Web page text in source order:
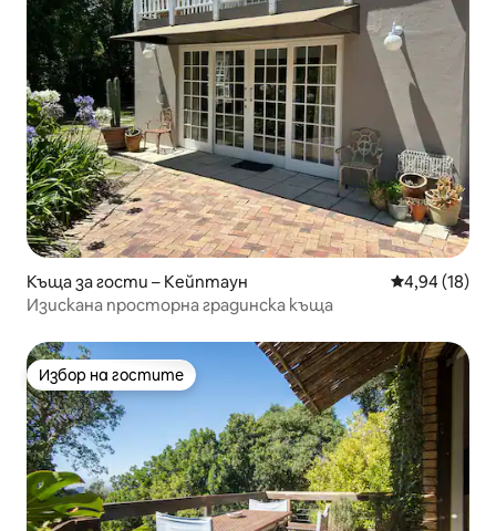
Къща за гости – Кейптаун Средна
4,94 (18)
Изискана просторна градинска къща
Избор на гостите
Избор на гостите